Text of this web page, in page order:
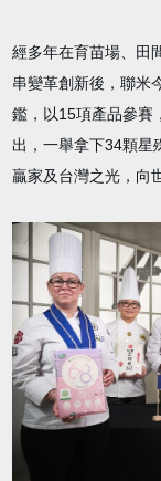
經多年在育苗場、田
串變革創新後，聯米
鑑，以15項產品參賽
出，一舉拿下34顆星
贏家及台灣之光，向